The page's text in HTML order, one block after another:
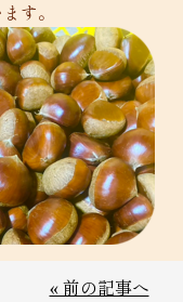
す。
« 前の記事へ